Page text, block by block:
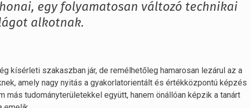
egy folyamatosan változó technikai
alkotnak.
kísérleti szakaszban jár, de remélhetőleg hamarosan lezárul az a
amely nagy nyitás a gyakorlatorientált és értékközpontú képzés
tudományterületekkel együtt, hanem önállóan képzik a tanárt